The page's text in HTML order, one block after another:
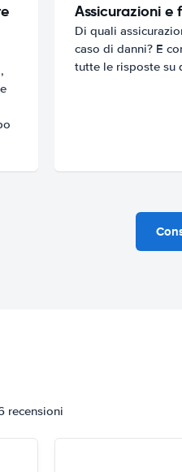
Assicurazioni e
Di quali
caso di danni? E
tutte le risposte su
recensioni